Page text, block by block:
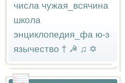
числа чужая_всячина
школа
энциклопедия_фа ю-з
язычество † ☭ ♫ ✡